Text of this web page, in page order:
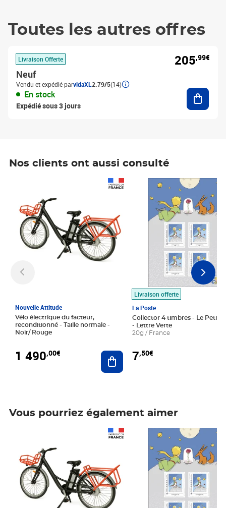
Toutes les autres offres
Livraison Offerte
Neuf
Vendu et expédié parvidaXL 2.79/5(14)
En stock
Expédié sous 3 jours
205,99€
Nos clients ont aussi consulté
Nouvelle Attitude
Vélo électrique du facteur,
reconditionné - Taille normale -
Noir/ Rouge
1 490,00€ Ajouter au panier
Livraison offerte
La Poste
Collector 4 timbres - Le Petit
- Lettre Verte
20g / France
7,50€
Prix 7,50€
Vous pourriez également aimer
Prix 7,50€